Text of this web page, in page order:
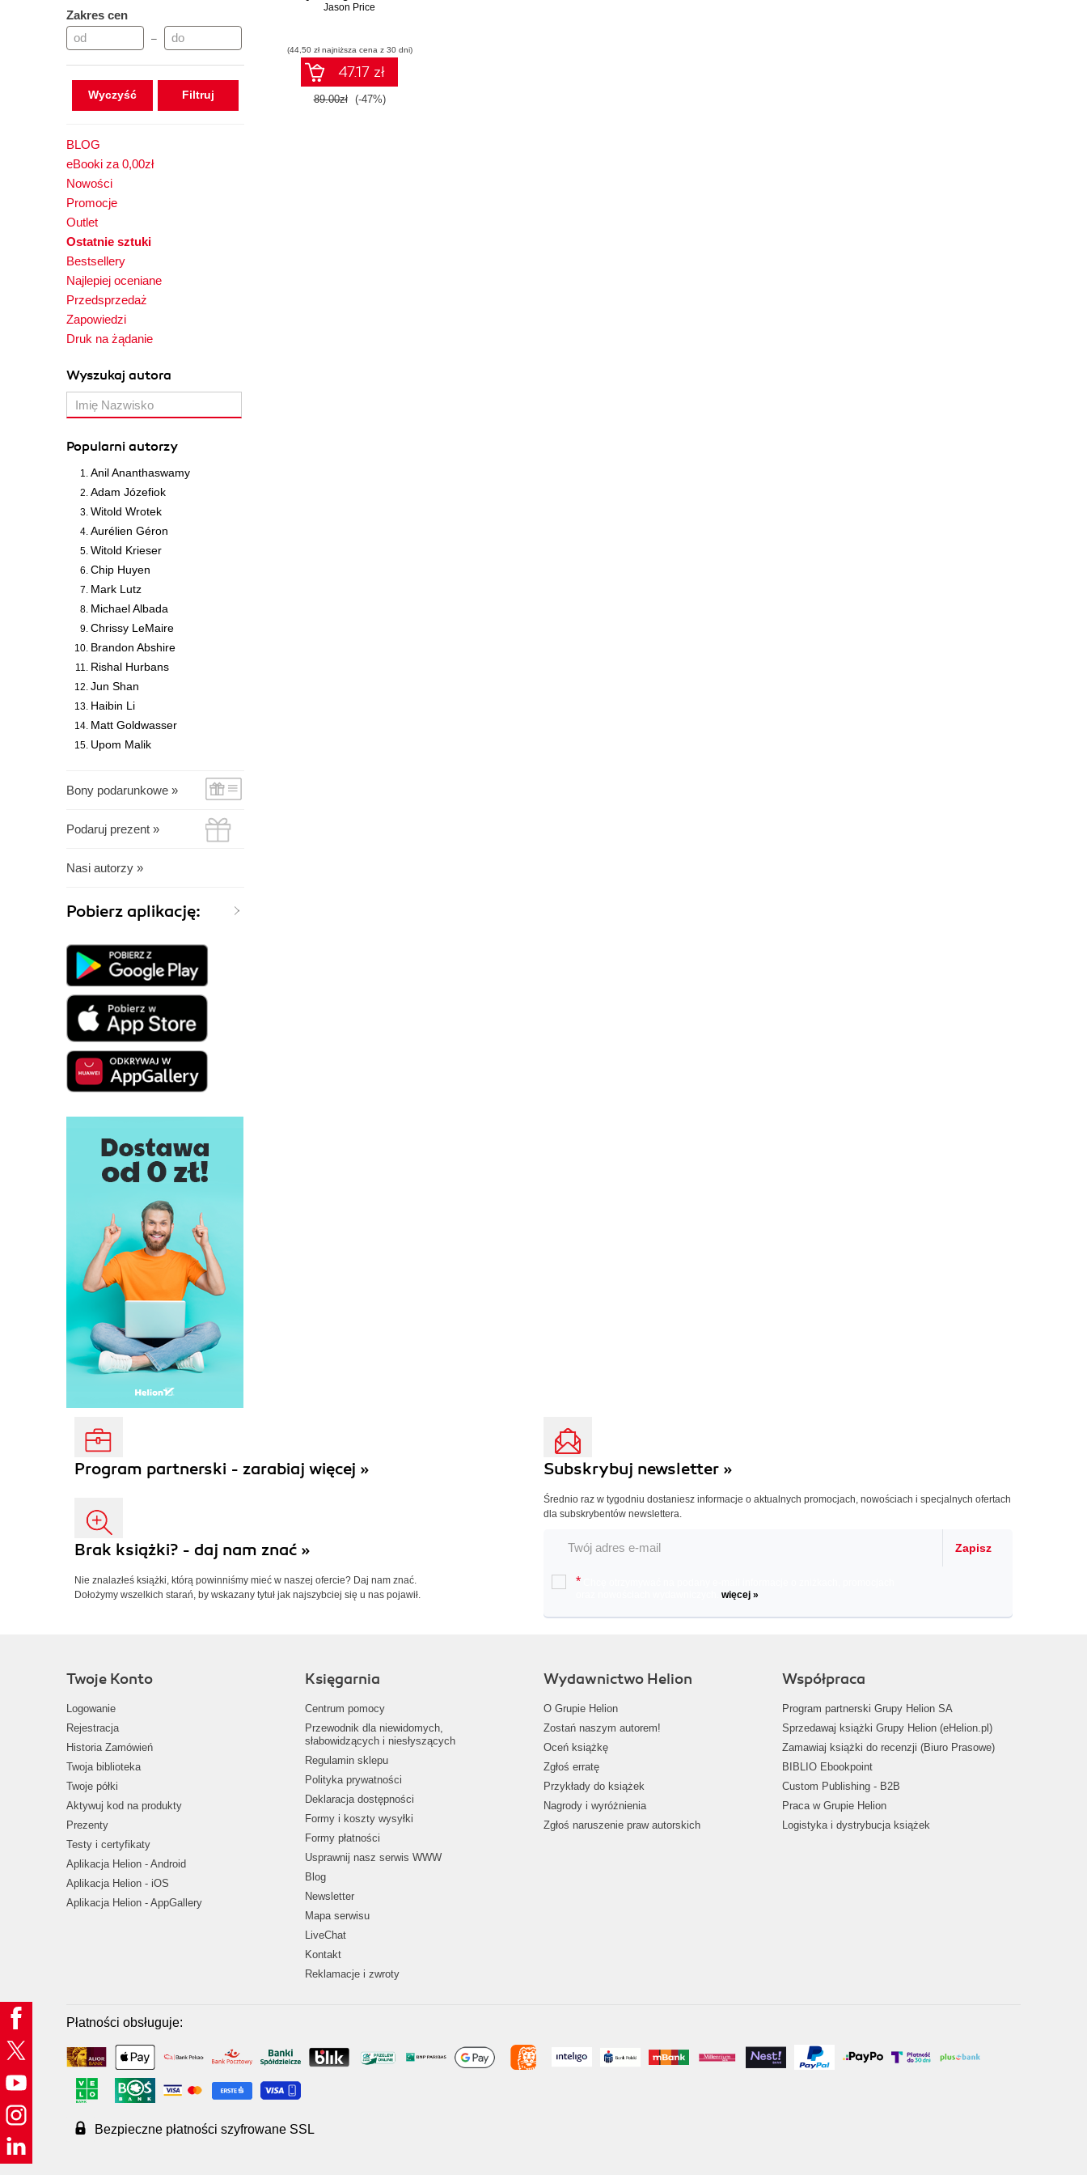
Zakres cen
–
Wyczyść
BLOG
eBooki za 0,00zł
Nowości
Promocje
Outlet
Ostatnie sztuki
Bestsellery
Najlepiej oceniane
Przedsprzedaż
Zapowiedzi
Druk na żądanie
Wyszukaj autora
Popularni autorzy
Anil Ananthaswamy
Adam Józefiok
Witold Wrotek
Aurélien Géron
Witold Krieser
Chip Huyen
Mark Lutz
Michael Albada
Chrissy LeMaire
Brandon Abshire
Rishal Hurbans
Jun Shan
Haibin Li
Matt Goldwasser
Upom Malik
Bony podarunkowe »
Podaruj prezent »
Nasi autorzy »
Pobierz aplikację:
Jason Price
(44,50 zł najniższa cena z 30 dni)
47.17 zł
89.00zł (-47%)
Program partnerski - zarabiaj więcej »
Brak książki? - daj nam znać »
Nie znalazłeś książki, którą powinniśmy mieć w naszej ofercie? Daj nam znać.
Dołożymy wszelkich starań, by wskazany tytuł jak najszybciej się u nas pojawił.
Subskrybuj newsletter »
Średnio raz w tygodniu dostaniesz informacje o aktualnych promocjach, nowościach i specjalnych ofertach
dla subskrybentów newslettera.
Zapisz
*
więcej »
Twoje Konto
Logowanie
Rejestracja
Historia Zamówień
Twoja biblioteka
Twoje półki
Aktywuj kod na produkty
Prezenty
Testy i certyfikaty
Aplikacja Helion - Android
Aplikacja Helion - iOS
Aplikacja Helion - AppGallery
Księgarnia
Centrum pomocy
Przewodnik dla niewidomych,
słabowidzących i niesłyszących
Regulamin sklepu
Polityka prywatności
Deklaracja dostępności
Formy i koszty wysyłki
Formy płatności
Usprawnij nasz serwis WWW
Blog
Newsletter
Mapa serwisu
LiveChat
Kontakt
Reklamacje i zwroty
Wydawnictwo Helion
O Grupie Helion
Zostań naszym autorem!
Oceń książkę
Zgłoś erratę
Przykłady do książek
Nagrody i wyróżnienia
Zgłoś naruszenie praw autorskich
Współpraca
Program partnerski Grupy Helion SA
Sprzedawaj książki Grupy Helion (eHelion.pl)
Zamawiaj książki do recenzji (Biuro Prasowe)
BIBLIO Ebookpoint
Custom Publishing - B2B
Praca w Grupie Helion
Logistyka i dystrybucja książek
Płatności obsługuje:
Bezpieczne płatności szyfrowane SSL